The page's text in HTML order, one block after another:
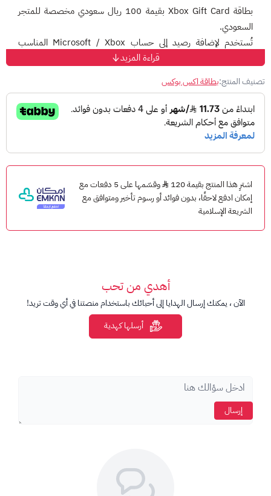
بطاقة Xbox Gift Card بقيمة 100 ريال سعودي مخصصة للمتجر
السعودي.
تُستخدم لإضافة رصيد إلى حساب Microsoft / Xbox المناسب
هذه الفئة مناسبة لمن يريد شحن رصيد بالريال السعودي بدل
استخدام بطاقة دفع مباشرة داخل متجر Xbox.
طريقة الاستخدام
سجّل الدخول إلى حساب Microsoft أو Xbox الخاص بك.
تأكد أن الحساب مناسب للمتجر السعودي.
افتح صفحة الاسترداد.
أدخل كود البطاقة المكوّن من 25 حرفًا.
اتبع التعليمات حتى تتم إضافة الرصيد إلى حسابك.
المنطقة: المتجر السعودي.
يجب استخدام البطاقة مع حساب Microsoft / Xbox مناسب
قد لا تعمل البطاقة على حسابات من مناطق أخرى.
قراءة المزيد
تصنيف المنتج:بطاقة اكس بوكس
اشترِ هذا المنتج بقيمة 120
وقسّمها على 5 دفعات مع
إمكان ادفع لاحقًا، بدون فوائد أو رسوم تأخير ومتوافق مع
الشريعة الإسلامية
أهدي من تحب
الآن ، يمكنك إرسال الهدايا إلى أحبائك باستخدام منصتنا في أي وقت تريد!
أرسلها كهدية
إرسال